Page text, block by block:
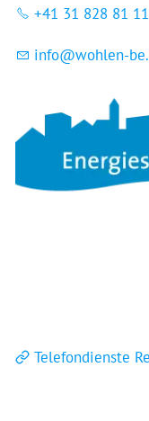
+41 31 828 81 11
nf w hl n-b
Telefondienste